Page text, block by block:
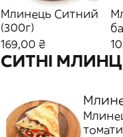
Млинець Ситний
(300г)
169,00 ₴
СИТНІ